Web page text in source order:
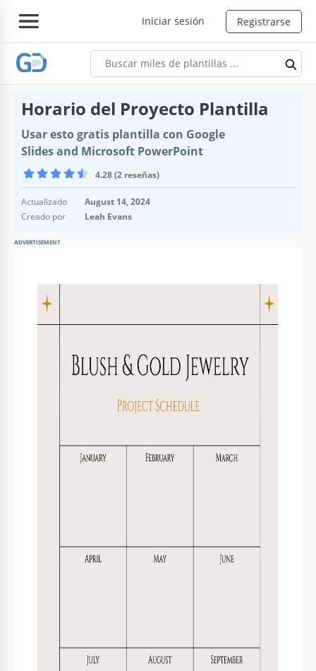
Iniciar sesión Registrarse
Horario del Proyecto Plantilla
Usar esto gratis plantilla con Google
Slides and Microsoft PowerPoint
4.28 (2 reseñas)
Actualizado
August 14, 2024
Creado por
Leah Evans
ADVERTISEMENT